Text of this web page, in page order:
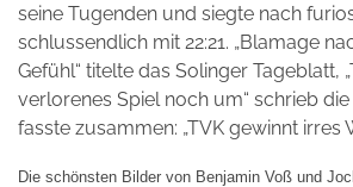
seine Tugenden und siegte nach
schlussendlich mit 22:21. „Blamage
Gefühl“ titelte das Solinger Tageblatt,
verlorenes Spiel noch um“ schrieb die
fasste zusammen: „TVK gewinnt irres
Die schönsten Bilder von Benjamin Voß und